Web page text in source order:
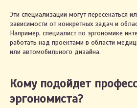
Эти специализации могут пересекаться
зависимости от конкретных задач и
Например, специалист по эргономике
работать над проектами в области
или автомобильного дизайна.
Кому подойдет
эргономиста?